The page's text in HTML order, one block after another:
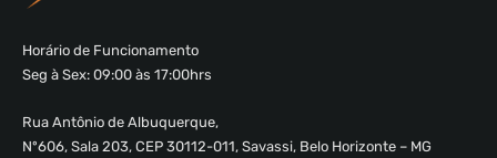
Horário de Funcionamento
Seg à Sex: 09:00 às 17:00hrs
Rua Antônio de Albuquerque,
Nº606, Sala 203, CEP 30112-011, Savassi, Belo Horizonte – MG